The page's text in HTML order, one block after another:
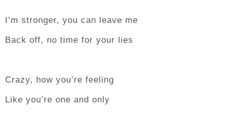
I’m stronger, you can leave me
Back off, no time for your lies
Crazy, how you’re feeling
Like you’re one and only